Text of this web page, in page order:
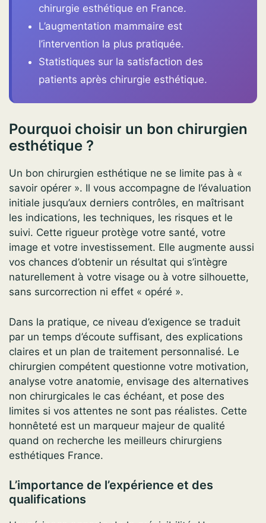
chirurgie esthétique en France.
L’augmentation mammaire est
l’intervention la plus pratiquée.
Statistiques sur la satisfaction des
patients après chirurgie esthétique.
Pourquoi choisir un bon chirurgien
esthétique ?
Un bon chirurgien esthétique ne se limite pas à «
savoir opérer ». Il vous accompagne de l’évaluation
initiale jusqu’aux derniers contrôles, en maîtrisant
les indications, les techniques, les risques et le
suivi. Cette rigueur protège votre santé, votre
image et votre investissement. Elle augmente aussi
vos chances d’obtenir un résultat qui s’intègre
naturellement à votre visage ou à votre silhouette,
sans surcorrection ni effet « opéré ».
Dans la pratique, ce niveau d’exigence se traduit
par un temps d’écoute suffisant, des explications
claires et un plan de traitement personnalisé. Le
chirurgien compétent questionne votre motivation,
analyse votre anatomie, envisage des alternatives
non chirurgicales le cas échéant, et pose des
limites si vos attentes ne sont pas réalistes. Cette
honnêteté est un marqueur majeur de qualité
quand on recherche les meilleurs chirurgiens
esthétiques France.
L’importance de l’expérience et des
qualifications